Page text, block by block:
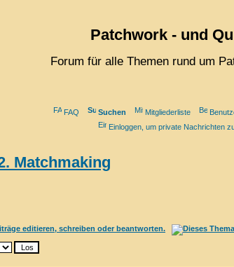
Patchwork - und
Forum für alle Themen rund um
FAQ Suchen Mitgliederliste
Einloggen, um private Nachrichten
Matchmaking